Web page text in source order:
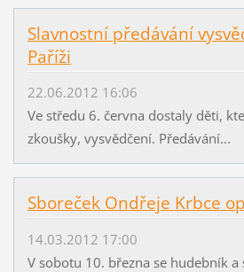
Slavnostní předávání
Paříži
22.06.2012 16:06
Ve středu 6. června dostaly děti,
zkoušky, vysvědčení. Předávání...
Sboreček Ondřeje Krbce
14.03.2012 17:00
V sobotu 10. března se hudebník